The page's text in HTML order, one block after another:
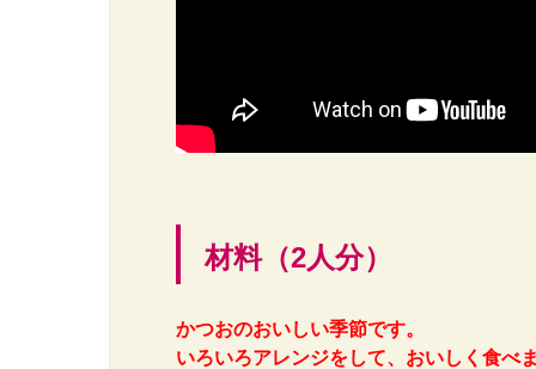
材料（2人分）
かつおのおいしい季節です。
いろいろアレンジをして、おいしく食べ